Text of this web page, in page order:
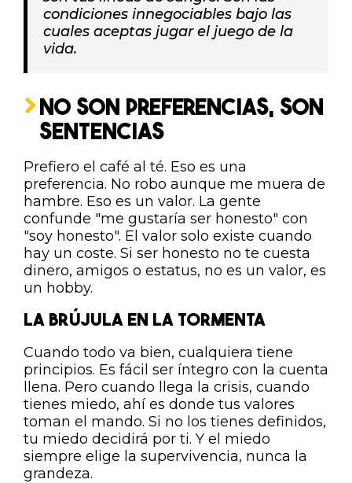
condiciones innegociables bajo las
cuales aceptas jugar el juego de la
vida.
NO SON PREFERENCIAS, SON
SENTENCIAS
Prefiero el café al té. Eso es una
preferencia. No robo aunque me muera de
hambre. Eso es un valor. La gente
confunde "me gustaría ser honesto" con
"soy honesto". El valor solo existe cuando
hay un coste. Si ser honesto no te cuesta
dinero, amigos o estatus, no es un valor, es
un hobby.
LA BRÚJULA EN LA TORMENTA
Cuando todo va bien, cualquiera tiene
principios. Es fácil ser íntegro con la cuenta
llena. Pero cuando llega la crisis, cuando
tienes miedo, ahí es donde tus valores
toman el mando. Si no los tienes definidos,
tu miedo decidirá por ti. Y el miedo
siempre elige la supervivencia, nunca la
grandeza.